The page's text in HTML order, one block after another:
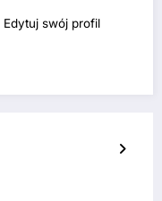
Edytuj swój profil